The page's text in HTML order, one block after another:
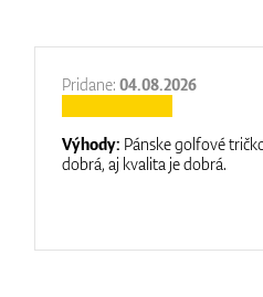
Pridane:04.08.2026
Výhody: Pánske golfové
dobrá, aj kvalita je dobrá.